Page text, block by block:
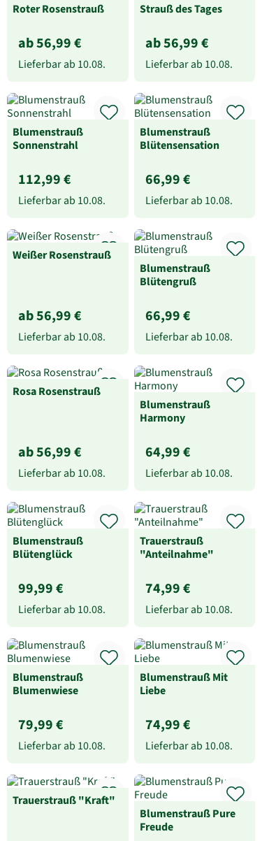
Roter Rosenstrauß
ab 56,99 €
Lieferbar ab 10.08.
Strauß des Tages
ab 56,99 €
Lieferbar ab 10.08.
Blumenstrauß
Sonnenstrahl
112,99 €
Lieferbar ab 10.08.
Blumenstrauß
Blütensensation
66,99 €
Lieferbar ab 10.08.
Weißer Rosenstrauß
ab 56,99 €
Lieferbar ab 10.08.
Blumenstrauß
Blütengruß
66,99 €
Lieferbar ab 10.08.
Rosa Rosenstrauß
ab 56,99 €
Lieferbar ab 10.08.
Blumenstrauß
Harmony
64,99 €
Lieferbar ab 10.08.
Blumenstrauß
Blütenglück
99,99 €
Lieferbar ab 10.08.
Trauerstrauß
"Anteilnahme"
74,99 €
Lieferbar ab 10.08.
Blumenstrauß
Blumenwiese
79,99 €
Lieferbar ab 10.08.
Blumenstrauß Mit
Liebe
74,99 €
Lieferbar ab 10.08.
Trauerstrauß "Kraft"
Blumenstrauß Pure
Freude